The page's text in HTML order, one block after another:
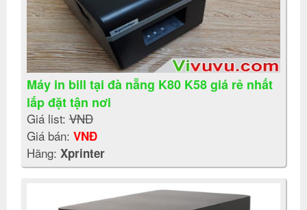
Máy in bill tại đà nẵng K80 K58 giá rẻ nhất
lắp đặt tận nơi
Giá list:VNĐ
Giá bán: VNĐ
Hãng: Xprinter